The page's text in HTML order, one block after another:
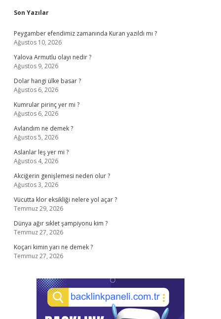
Sidebar
Son Yazılar
Peygamber efendimiz zamanında Kuran yazıldı mı ?
Ağustos 10, 2026
Yalova Armutlu olayı nedir ?
Ağustos 9, 2026
Dolar hangi ülke basar ?
Ağustos 6, 2026
Kumrular pirinç yer mi ?
Ağustos 6, 2026
Avlandım ne demek ?
Ağustos 5, 2026
Aslanlar leş yer mi ?
Ağustos 4, 2026
Akciğerin genişlemesi neden olur ?
Ağustos 3, 2026
Vücutta klor eksikliği nelere yol açar ?
Temmuz 29, 2026
Dünya ağır sıklet şampiyonu kim ?
Temmuz 27, 2026
Koçari kimin yarı ne demek ?
Temmuz 27, 2026